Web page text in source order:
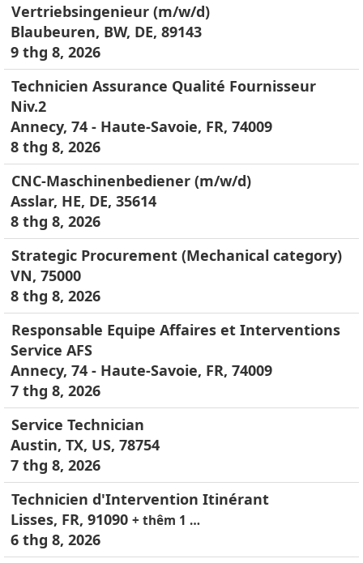
Vertriebsingenieur (m/w/d)
Blaubeuren, BW, DE, 89143
9 thg 8, 2026
Technicien Assurance Qualité Fournisseur
Niv.2
Annecy, 74 - Haute-Savoie, FR, 74009
8 thg 8, 2026
CNC-Maschinenbediener (m/w/d)
Asslar, HE, DE, 35614
8 thg 8, 2026
Strategic Procurement (Mechanical category)
VN, 75000
8 thg 8, 2026
Responsable Equipe Affaires et Interventions
Service AFS
Annecy, 74 - Haute-Savoie, FR, 74009
7 thg 8, 2026
Service Technician
Austin, TX, US, 78754
7 thg 8, 2026
Technicien d'Intervention Itinérant
Lisses, FR, 91090 + thêm 1 …
6 thg 8, 2026